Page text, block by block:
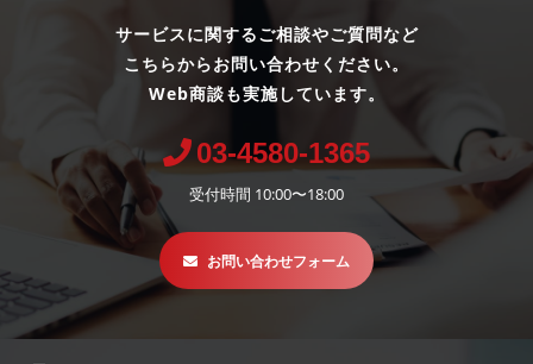
サービスに関するご相談やご質問など
こちらからお問い合わせください。
Web商談も実施しています。
03-4580-1365
受付時間 10:00〜18:00
お問い合わせフォーム